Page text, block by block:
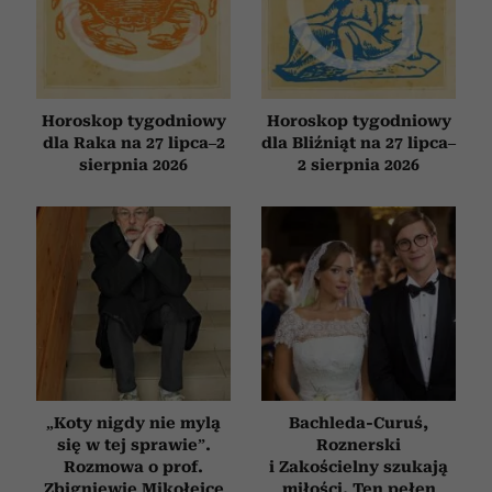
Horoskop tygodniowy
dla Raka na 27 lipca–2
sierpnia 2026
Horoskop tygodniowy
dla Bliźniąt na 27 lipca–
2 sierpnia 2026
„Koty nigdy nie mylą
się w tej sprawie”.
Rozmowa o prof.
Zbigniewie Mikołejce
Bachleda-Curuś,
Roznerski
i Zakościelny szukają
miłości. Ten pełen